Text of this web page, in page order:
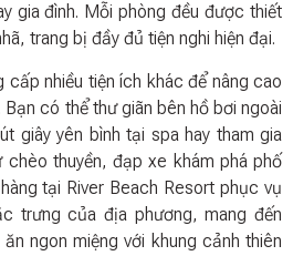
gia đình. Mỗi phòng đều được thiết
trang bị đầy đủ tiện nghi hiện đại.
cấp nhiều tiện ích khác để nâng cao
có thể thư giãn bên hồ bơi ngoài
giây yên bình tại spa hay tham gia
thuyền, đạp xe khám phá phố
tại River Beach Resort phục vụ
trưng của địa phương, mang đến
ngon miệng với khung cảnh thiên